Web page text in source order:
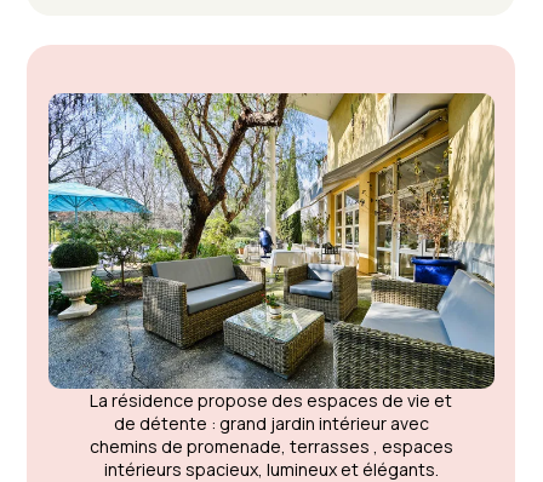
La résidence propose des espaces de vie et
de détente : grand jardin intérieur avec
chemins de promenade, terrasses , espaces
intérieurs spacieux, lumineux et élégants.